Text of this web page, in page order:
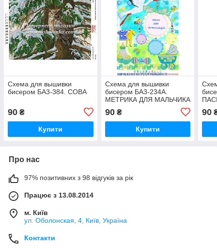
Схема для вышивки
бисером БА3-384. СОВА
90 ₴
Купити
Схема для вышивки
бисером БА3-234А.
МЕТРИКА ДЛЯ МАЛЬЧИКА
90₴
Купити
90
Про нас
97% позитивних з 98 відгуків за рік
Працює з 13.08.2014
м. Київ
ул. Оболонская, 4, Київ, Україна
Контакти